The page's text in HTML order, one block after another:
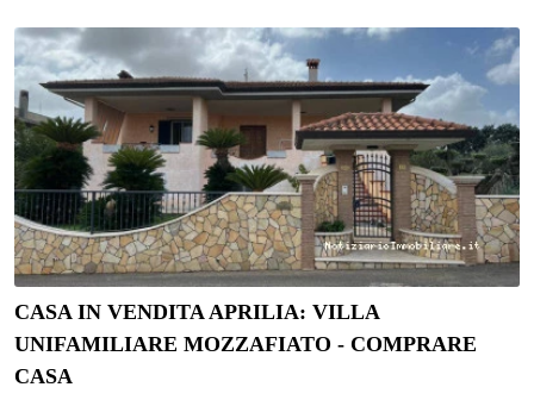
CASA IN VENDITA APRILIA: VILLA
UNIFAMILIARE MOZZAFIATO - COMPRARE
CASA